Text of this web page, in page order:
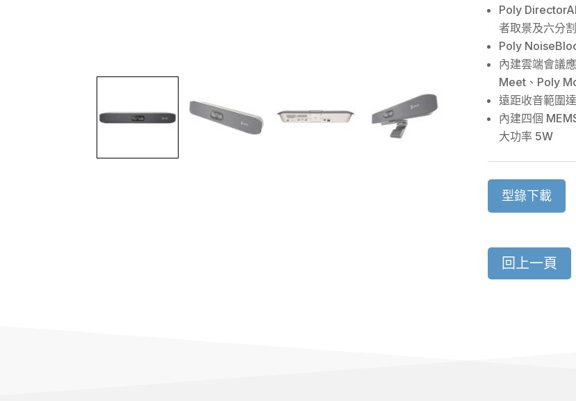
Poly
者取景及六分
Poly
內建雲端會議
Meet、Poly
遠距收音範圍
內建四個
大功率 5W
型錄下載
回上一頁